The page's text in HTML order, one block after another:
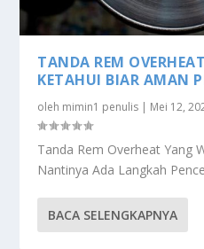
TANDA REM
KETAHUI BIAR AMAN
oleh mimin1 penulis | Mei 12,
Tanda Rem Overheat Yang
Nantinya Ada Langkah
BACA SELENGKAPNYA